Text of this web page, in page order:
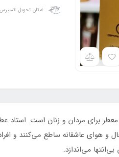
امکان تحویل اکسپرس
معطر برای مردان و زنان است.
حال و هوای عاشقانه ساطع می‌کنند
می‌اندازد.